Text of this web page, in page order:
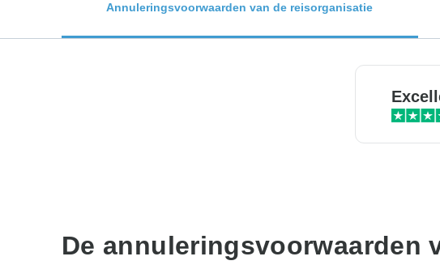
Annuleringsvoorwaarden van de reisorganisatie
De annuleringsvoorwaarden